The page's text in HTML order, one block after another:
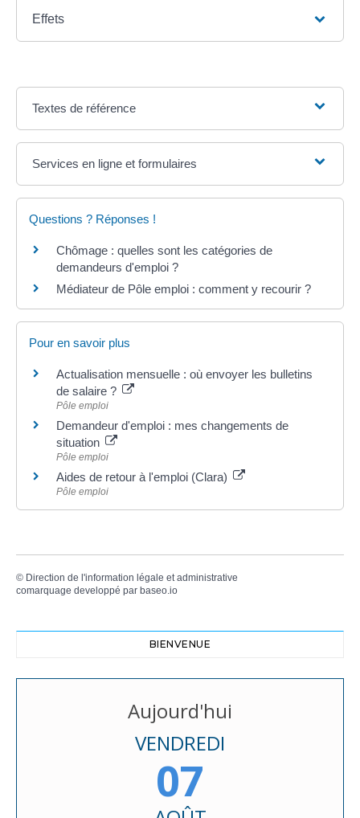
Effets
Textes de référence
Services en ligne et formulaires
Questions ? Réponses !
Chômage : quelles sont les catégories de
demandeurs d'emploi ?
Médiateur de Pôle emploi : comment y recourir ?
Pour en savoir plus
Actualisation mensuelle : où envoyer les bulletins
de salaire ?
Pôle emploi
Demandeur d'emploi : mes changements de
situation
Pôle emploi
Aides de retour à l'emploi (Clara)
Pôle emploi
© Direction de l'information légale et administrative
comarquage developpé par baseo.io
BIENVENUE
Aujourd'hui
VENDREDI
07